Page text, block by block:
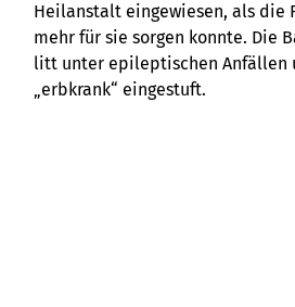
Heilanstalt eingewiesen, als die
mehr für sie sorgen konnte. Die
litt unter epileptischen Anfällen
„erbkrank“ eingestuft.